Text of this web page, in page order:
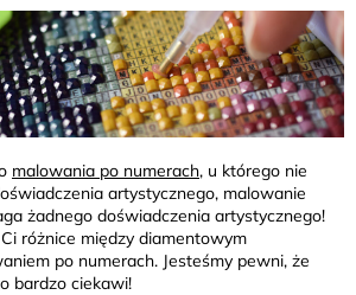
malowania po numerach, u którego nie
artystycznego, malowanie
żadnego doświadczenia artystycznego!
różnice między diamentowym
po numerach. Jesteśmy pewni, że
bardzo ciekawi!